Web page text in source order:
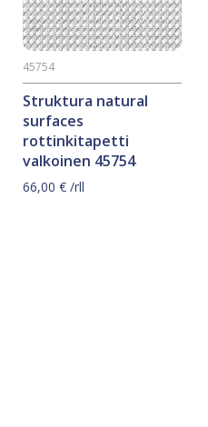
Struktura natural
surfaces
rottinkitapetti
valkoinen 45754
45754
66,00 €/rll